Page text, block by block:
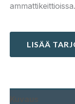
ammattikeittioissa.
LISÄÄ